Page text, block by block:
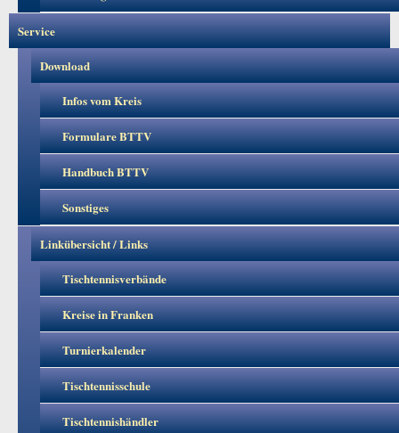
Service
Download
Infos vom Kreis
Formulare BTTV
Handbuch BTTV
Sonstiges
Linkübersicht / Links
Tischtennisverbände
Kreise in Franken
Turnierkalender
Tischtennisschule
Tischtennishändler